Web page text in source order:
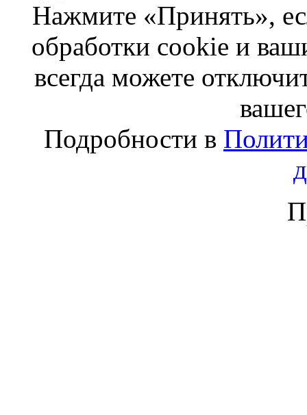
Нажмите «Принять»,
обработки cookie и
всегда можете
Подробности в